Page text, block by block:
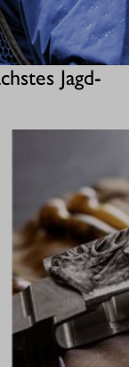
Jagd-